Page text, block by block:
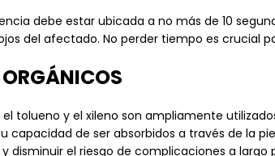
debe estar ubicada a no más de 10
del afectado. No perder tiempo es crucial
tolueno y el xileno son ampliamente
capacidad de ser absorbidos a través de la
disminuir el riesgo de complicaciones a largo